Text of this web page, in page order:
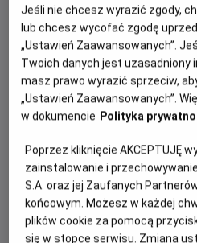
REŻYSERIA
Marianne Elliott
Winn
OBSADA
Jason Isaacs, Gillian Anderson,
WIĘCEJ
OPIS WYDARZENIA
Raynor (Gillian Anderson) i
małżeństwo z wieloletnim
życie. Zamiast się poddać, robią
szaleństwem: wyruszają w
tysiąc kilometrów wzdłuż
Z pustym kontem bankowym,
najpotrzebniejszych rzeczy idą
Jeśli nie chcesz wyrazić zgody,
lub chcesz wycofać zgodę
„Ustawień Zaawansowanych”.
Twoich danych jest uzasadniony
masz prawo wyrazić sprzeciw,
„Ustawień Zaawansowanych”.
w dokumencie Polityka
Poprzez kliknięcie AKCEPTUJĘ
zainstalowanie i
S.A. oraz jej Zaufanych
końcowym. Możesz w każdej
plików cookie za pomocą
się w stopce serwisu. Zmiana